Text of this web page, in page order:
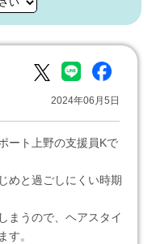
2024年06月5日
ート上野の支援員Kで
めと過ごしにくい時期
まうので、ヘアスタイ
す。